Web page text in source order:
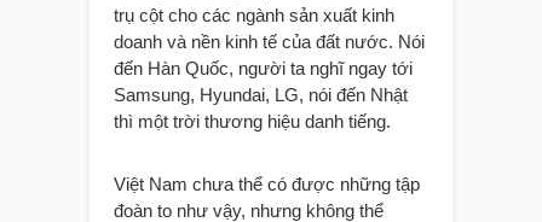
trụ cột cho các ngành sản xuất kinh
doanh và nền kinh tế của đất nước. Nói
đến Hàn Quốc, người ta nghĩ ngay tới
Samsung, Hyundai, LG, nói đến Nhật
thì một trời thương hiệu danh tiếng.
Việt Nam chưa thể có được những tập
đoàn to như vậy, nhưng không thể